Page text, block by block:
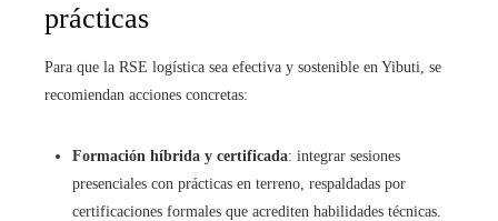
prácticas
Para que la RSE logística sea efectiva y sostenible en Yibuti, se
recomiendan acciones concretas:
Formación híbrida y certificada: integrar sesiones
presenciales con prácticas en terreno, respaldadas por
certificaciones formales que acrediten habilidades técnicas.